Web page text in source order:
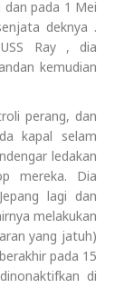
dan pada 1 Mei
deknya .
Ray , dia
kemudian
perang, dan
kapal selam
ledakan
mereka. Dia
lagi dan
melakukan
yang jatuh)
pada 15
di